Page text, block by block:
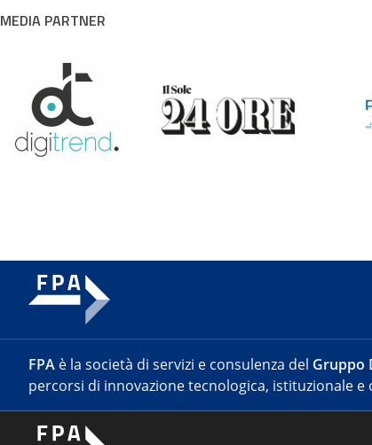
MEDIA PARTNER
FPA è la società di servizi e consulenza del Gruppo
percorsi di innovazione tecnologica, istituzionale e